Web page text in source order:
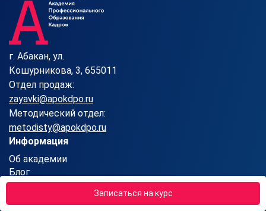
Записаться на курс
г. Абакан, ул.
Кошурникова, 3, 655011
Отдел продаж:
zayavki@apokdpo.ru
Методический отдел:
metodisty@apokdpo.ru
Информация
Об академии
Блог
Отзывы